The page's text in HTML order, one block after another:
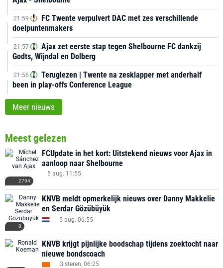
21:59
FC Twente verpulvert DAC met zes verschillende
doelpuntenmakers
21:57
Ajax zet eerste stap tegen Shelbourne FC dankzij
Godts, Wijndal en Dolberg
21:56
Teruglezen | Twente na zesklapper met anderhalf
been in play-offs Conference League
Meer nieuws
Meest gelezen
2794
FCUpdate in het kort: Uitstekend nieuws voor Ajax in
aanloop naar Shelbourne
5 aug. 11:55
8
KNVB meldt opmerkelijk nieuws over Danny Makkelie
en Serdar Gözübüyük
5 aug. 06:55
KNVB krijgt pijnlijke boodschap tijdens zoektocht naar
nieuwe bondscoach
Gisteren, 06:25